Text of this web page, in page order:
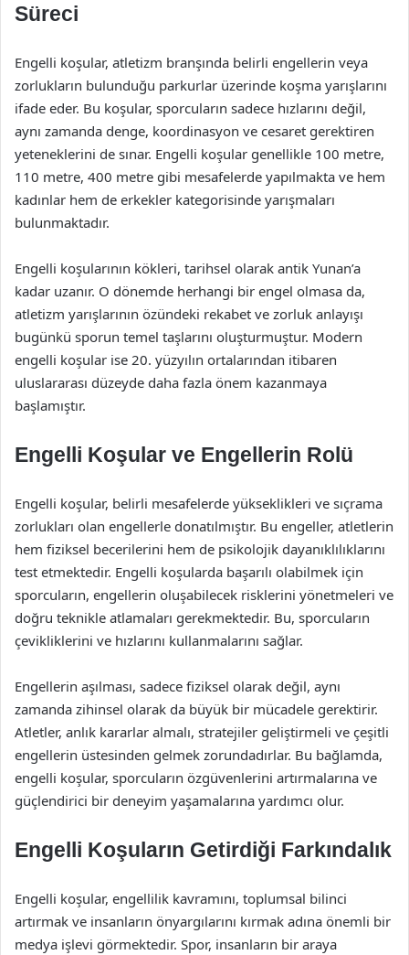
Süreci
Engelli koşular, atletizm branşında belirli engellerin veya
zorlukların bulunduğu parkurlar üzerinde koşma yarışlarını
ifade eder. Bu koşular, sporcuların sadece hızlarını değil,
aynı zamanda denge, koordinasyon ve cesaret gerektiren
yeteneklerini de sınar. Engelli koşular genellikle 100 metre,
110 metre, 400 metre gibi mesafelerde yapılmakta ve hem
kadınlar hem de erkekler kategorisinde yarışmaları
bulunmaktadır.
Engelli koşularının kökleri, tarihsel olarak antik Yunan’a
kadar uzanır. O dönemde herhangi bir engel olmasa da,
atletizm yarışlarının özündeki rekabet ve zorluk anlayışı
bugünkü sporun temel taşlarını oluşturmuştur. Modern
engelli koşular ise 20. yüzyılın ortalarından itibaren
uluslararası düzeyde daha fazla önem kazanmaya
başlamıştır.
Engelli Koşular ve Engellerin Rolü
Engelli koşular, belirli mesafelerde yükseklikleri ve sıçrama
zorlukları olan engellerle donatılmıştır. Bu engeller, atletlerin
hem fiziksel becerilerini hem de psikolojik dayanıklılıklarını
test etmektedir. Engelli koşularda başarılı olabilmek için
sporcuların, engellerin oluşabilecek risklerini yönetmeleri ve
doğru teknikle atlamaları gerekmektedir. Bu, sporcuların
çevikliklerini ve hızlarını kullanmalarını sağlar.
Engellerin aşılması, sadece fiziksel olarak değil, aynı
zamanda zihinsel olarak da büyük bir mücadele gerektirir.
Atletler, anlık kararlar almalı, stratejiler geliştirmeli ve çeşitli
engellerin üstesinden gelmek zorundadırlar. Bu bağlamda,
engelli koşular, sporcuların özgüvenlerini artırmalarına ve
güçlendirici bir deneyim yaşamalarına yardımcı olur.
Engelli Koşuların Getirdiği Farkındalık
Engelli koşular, engellilik kavramını, toplumsal bilinci
artırmak ve insanların önyargılarını kırmak adına önemli bir
medya işlevi görmektedir. Spor, insanların bir araya